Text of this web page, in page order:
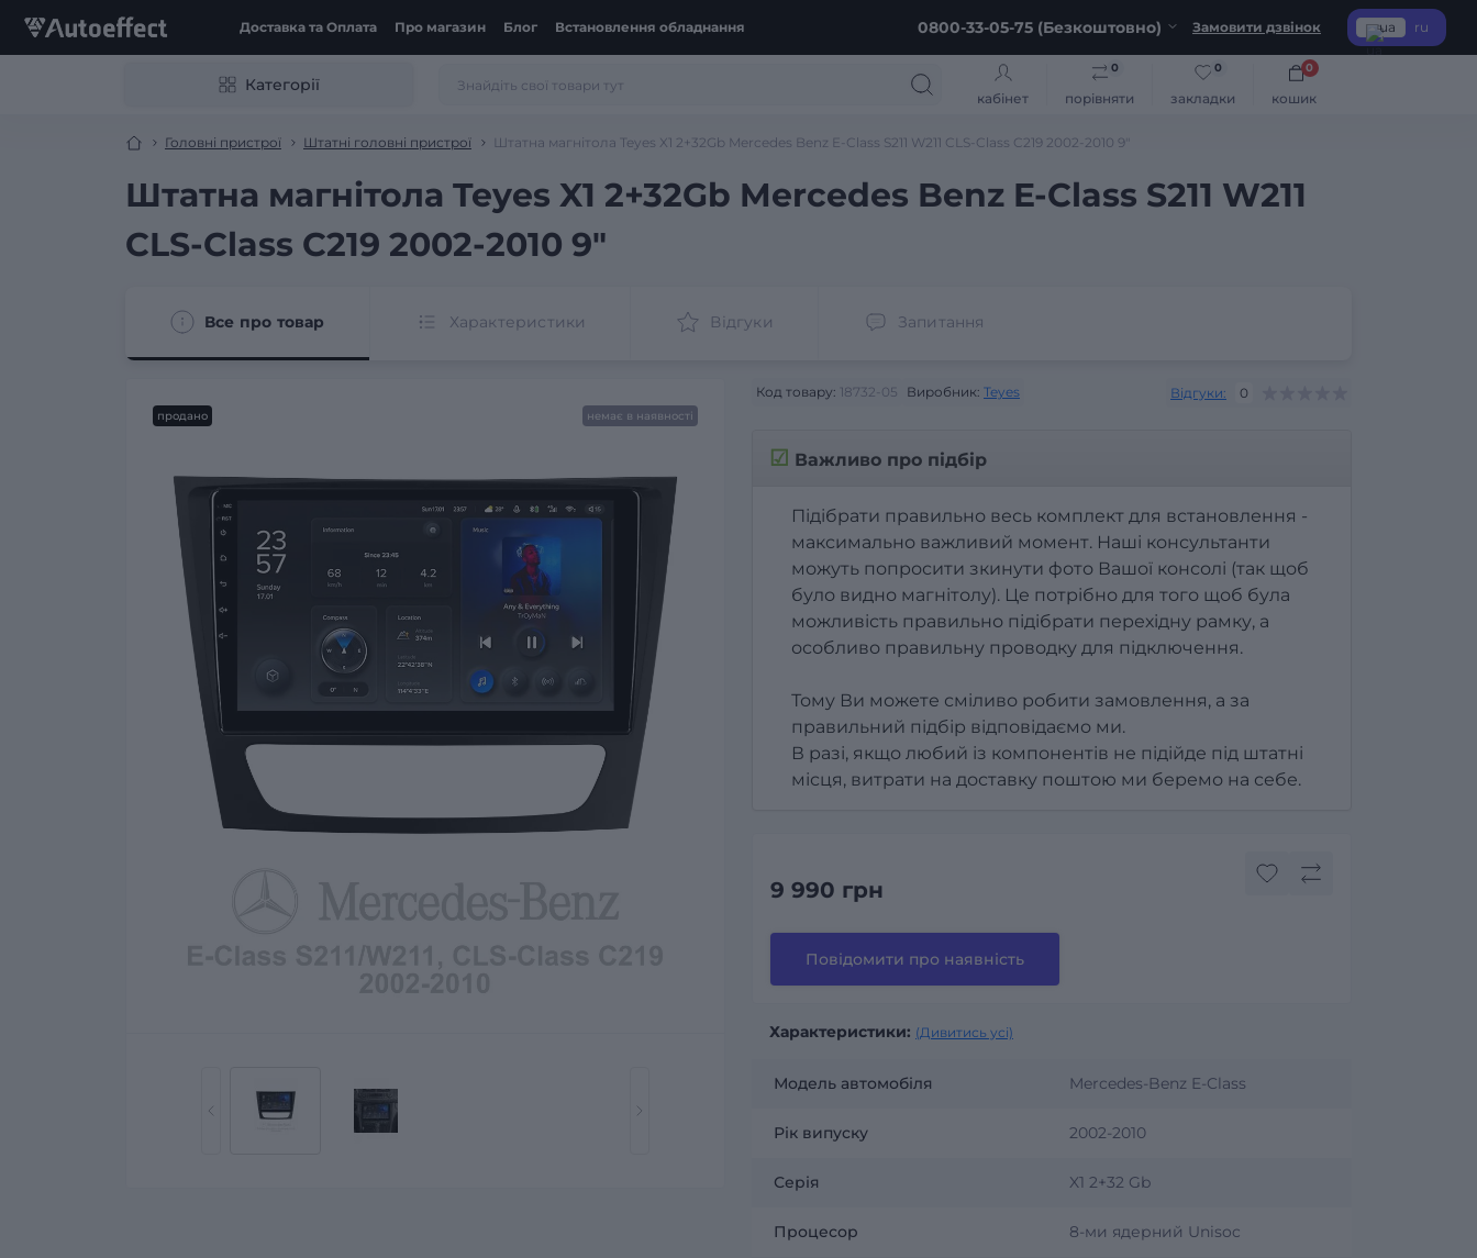
Доставка та Оплата Про магазин Блог Встановлення обладнання 0800-33-05-75 (Безкоштовно) Замовити дзвінок ua ru
Категорії
кабінет порівняти
0
закладки
0
кошик
0
Головні пристрої Штатні головні пристрої Штатна магнітола Teyes X1 2+32Gb Mercedes Benz E-Class S211 W211 CLS-Class C219 2002-2010 9"
Штатна магнітола Teyes X1 2+32Gb Mercedes Benz E-Class S211 W211
CLS-Class C219 2002-2010 9"
Все про товар Характеристики Відгуки Запитання
продано немає в наявності
Код товару: 18732-05 Виробник: Teyes Відгуки: 0
☑ Важливо про підбір
Підібрати правильно весь комплект для встановлення -
максимально важливий момент. Наші консультанти
можуть попросити зкинути фото Вашої консолі (так щоб
було видно магнітолу). Це потрібно для того щоб була
можливість правильно підібрати перехідну рамку, а
особливо правильну проводку для підключення.
Тому Ви можете сміливо робити замовлення, а за
правильний підбір відповідаємо ми.
В разі, якщо любий із компонентів не підійде під штатні
місця, витрати на доставку поштою ми беремо на себе.
9 990 грн
Повідомити про наявність
Характеристики: (Дивитись усі)
Модель автомобіля Mercedes-Benz E-Class
Рік випуску 2002-2010
Серія X1 2+32 Gb
Процесор 8-ми ядерний Unisoc